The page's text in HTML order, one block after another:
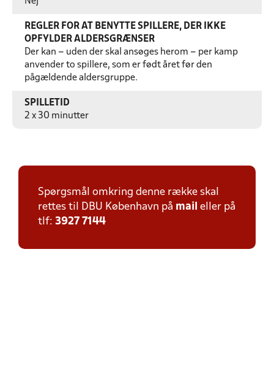
REGLER FOR AT BENYTTE SPILLERE, DER IKKE
OPFYLDER ALDERSGRÆNSER
Der kan – uden der skal ansøges herom – per kamp
anvender to spillere, som er født året før den
pågældende aldersgruppe.
SPILLETID
2 x 30 minutter
Spørgsmål omkring denne række skal
rettes til DBU København på mail eller på
tlf: 3927 7144